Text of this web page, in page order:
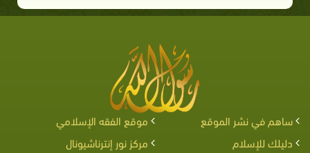
ساهم في نشر الموقع
موقع الفقه الإسلامي
دليلك للإسلام
مركز نور إنترناشيونال